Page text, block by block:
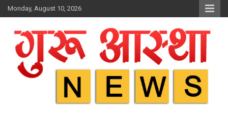
Skip
to
Monday, August 10, 2026